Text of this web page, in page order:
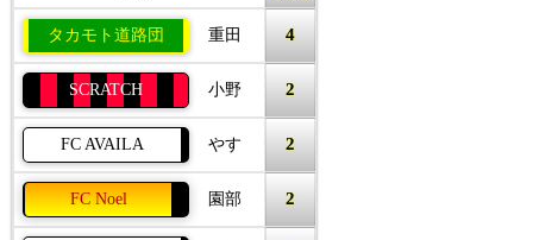
タカモト道路団 重田 4
SCRATCH 小野 2
FC AVAILA やす 2
FC Noel 園部 2